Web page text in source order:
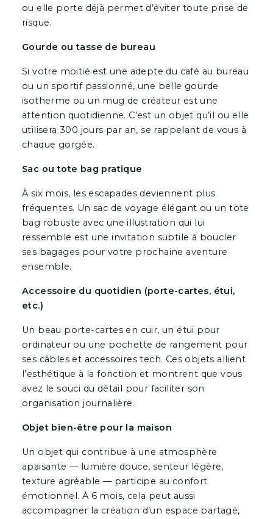
ou elle porte déjà permet d’éviter toute prise de
risque.
Gourde ou tasse de bureau
Si votre moitié est une adepte du café au bureau
ou un sportif passionné, une belle gourde
isotherme ou un mug de créateur est une
attention quotidienne. C’est un objet qu’il ou elle
utilisera 300 jours par an, se rappelant de vous à
chaque gorgée.
Sac ou tote bag pratique
À six mois, les escapades deviennent plus
fréquentes. Un sac de voyage élégant ou un tote
bag robuste avec une illustration qui lui
ressemble est une invitation subtile à boucler
ses bagages pour votre prochaine aventure
ensemble.
Accessoire du quotidien (porte-cartes, étui,
etc.)
Un beau porte-cartes en cuir, un étui pour
ordinateur ou une pochette de rangement pour
ses câbles et accessoires tech. Ces objets allient
l’esthétique à la fonction et montrent que vous
avez le souci du détail pour faciliter son
organisation journalière.
Objet bien-être pour la maison
Un objet qui contribue à une atmosphère
apaisante — lumière douce, senteur légère,
texture agréable — participe au confort
émotionnel. À 6 mois, cela peut aussi
accompagner la création d’un espace partagé,